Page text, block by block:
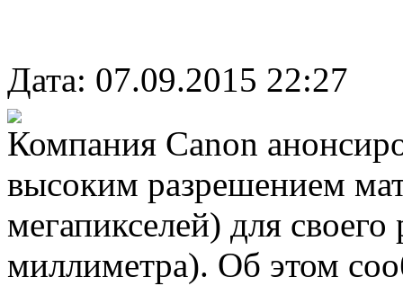
Дата: 07.09.2015 22:27
Компания Canon
высоким разрешением
мегапикселей) для
миллиметра). Об этом